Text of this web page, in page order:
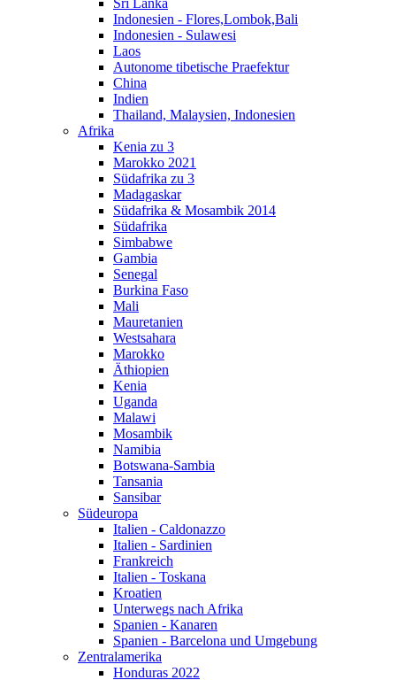
Sri Lanka
Indonesien - Flores,Lombok,Bali
Indonesien - Sulawesi
Laos
Autonome tibetische Praefektur
China
Indien
Thailand, Malaysien, Indonesien
Afrika
Kenia zu 3
Marokko 2021
Südafrika zu 3
Madagaskar
Südafrika & Mosambik 2014
Südafrika
Simbabwe
Gambia
Senegal
Burkina Faso
Mali
Mauretanien
Westsahara
Marokko
Äthiopien
Kenia
Uganda
Malawi
Mosambik
Namibia
Botswana-Sambia
Tansania
Sansibar
Südeuropa
Italien - Caldonazzo
Italien - Sardinien
Frankreich
Italien - Toskana
Kroatien
Unterwegs nach Afrika
Spanien - Kanaren
Spanien - Barcelona und Umgebung
Zentralamerika
Honduras 2022